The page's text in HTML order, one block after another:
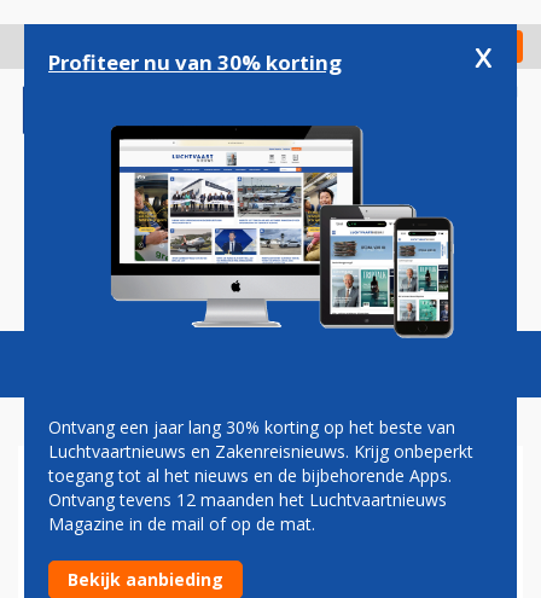
gaan
Check in
Magazine Podcasts Vacatures
HOLDING: KAPITAAL WORDT
NIET VAN KLM NAAR AIR
FRANCE OVERGEPOMPT
Profiteer nu van 30% korting x
Ontvang een jaar lang 30% korting op het beste van
Luchtvaartnieuws en Zakenreisnieuws. Krijg onbeperkt
toegang tot al het nieuws en de bijbehorende Apps.
Ontvang tevens 12 maanden het Luchtvaartnieuws
Magazine in de mail of op de mat.
Bekijk aanbieding